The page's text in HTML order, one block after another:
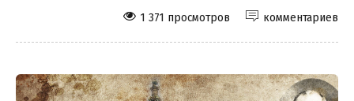
комментариев
1 371 просмотров